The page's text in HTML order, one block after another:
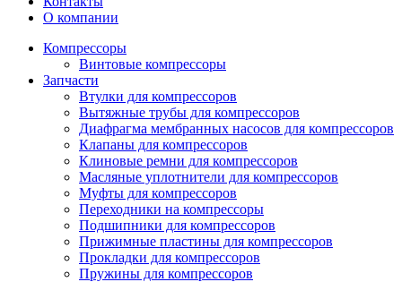
О компании
Компрессоры
Винтовые компрессоры
Запчасти
Втулки для компрессоров
Вытяжные трубы для компрессоров
Диафрагма мембранных насосов для компрессоров
Клапаны для компрессоров
Клиновые ремни для компрессоров
Масляные уплотнители для компрессоров
Муфты для компрессоров
Переходники на компрессоры
Подшипники для компрессоров
Прижимные пластины для компрессоров
Прокладки для компрессоров
Пружины для компрессоров